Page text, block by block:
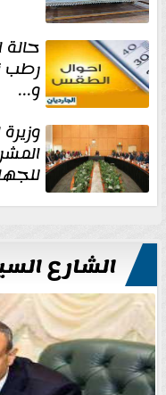
رطب
و...
الشارع